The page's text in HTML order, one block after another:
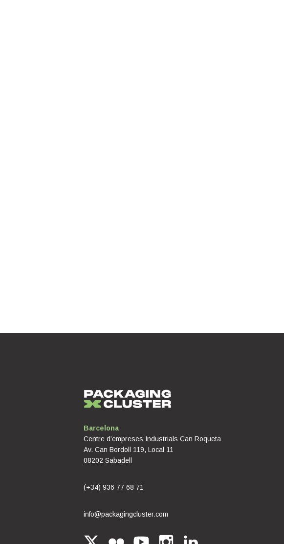
Barcelona
Centre d’empreses Industrials Can Roqueta
Av. Can Bordoll 119, Local 11
08202 Sabadell
(+34) 936 77 68 71
info@packagingcluster.com